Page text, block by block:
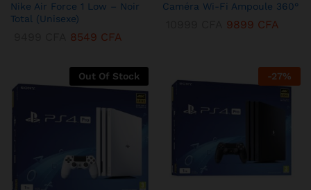
Nike Air Force 1 Low – Noir
Total (Unisexe)
8549 CFA
Caméra Wi-Fi Ampoule 360°
9899 CFA
Out Of Stock -27%